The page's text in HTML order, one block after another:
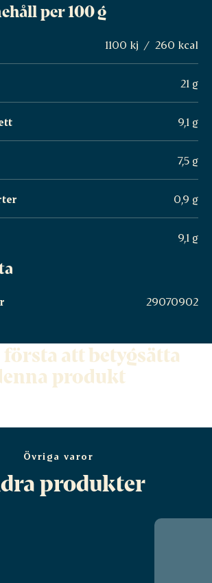
per 100 g
1100 kj / 260 kcal
21 g
9,1 g
7,5 g
0,9 g
9,1 g
29070902
att betygsätta
produkt
Övriga varor
produkter